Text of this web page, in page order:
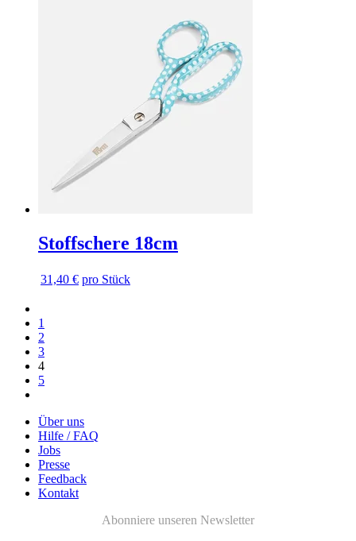
Stoffschere 18cm
31,40 € pro Stück
Seite
Seite
Seite
1
Seite
2
Seite
3
4
Seite
5
Über uns
Hilfe / FAQ
Jobs
Presse
Feedback
Kontakt
Abonniere unseren Newsletter